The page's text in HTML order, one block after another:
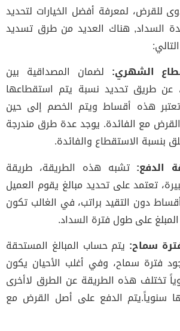
لمعرفة أفضل الخيارات لتحديد
هناك العديد من طرق تسديد
لضمان المصداقية بين
تحديد نسبة يتم استقطاعها
هذه أقساط ويتم الخصم إلى حين
مع الفائدة. يوجد عدة طرق مندرجة
الاستقطاع والفائدة.
تشبه هذه الطريقة، طريقة
تعتمد على تحديد مبالغ يقوم العميل
التقيد براتب، في الغالب تكون
على طول فترة السداد.
يتم حساب المبالغ المستحقة
سماح، وفي أغلب الأحيان يكون
هذه الطريقة عن الطرق لاأخرى
الدفع على أصل القرض مع